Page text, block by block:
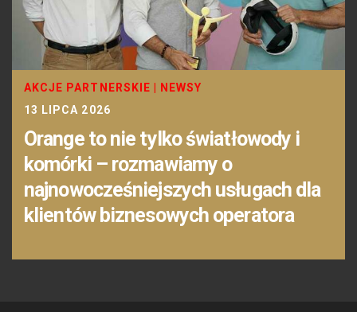
AKCJE PARTNERSKIE | NEWSY
13 LIPCA 2026
Orange to nie tylko światłowody i
komórki – rozmawiamy o
najnowocześniejszych usługach dla
klientów biznesowych operatora